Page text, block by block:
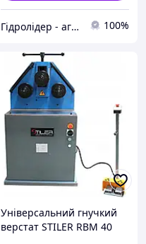
Гідролідер - агротехніка, промислове та будівельне обладнання 100%
Універсальний гнучкий
верстат STILER RBM 40